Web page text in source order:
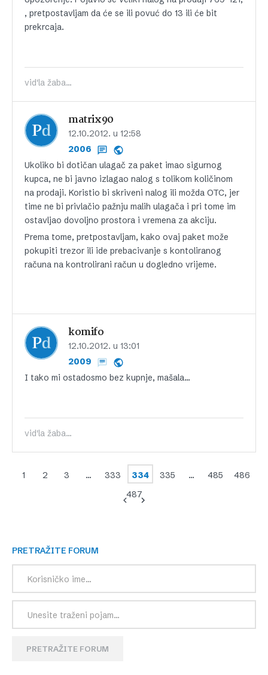
, pretpostavljam da će se ili povuć do 13 ili će bit
prekrcaja.
vid'la žaba...
matrix90
12.10.2012. u 12:58
2006
Ukoliko bi dotičan ulagač za paket imao sigurnog
kupca, ne bi javno izlagao nalog s tolikom količinom
na prodaji. Koristio bi skriveni nalog ili možda OTC, jer
time ne bi privlačio pažnju malih ulagača i pri tome im
ostavljao dovoljno prostora i vremena za akciju.
Prema tome, pretpostavljam, kako ovaj paket može
pokupiti trezor ili ide prebacivanje s kontoliranog
računa na kontrolirani račun u dogledno vrijeme.
komifo
12.10.2012. u 13:01
2009
I tako mi ostadosmo bez kupnje, mašala…
vid'la žaba...
1 2 3 … 333 334 335 … 485
486
487
PRETRAŽITE FORUM
PRETRAŽITE FORUM